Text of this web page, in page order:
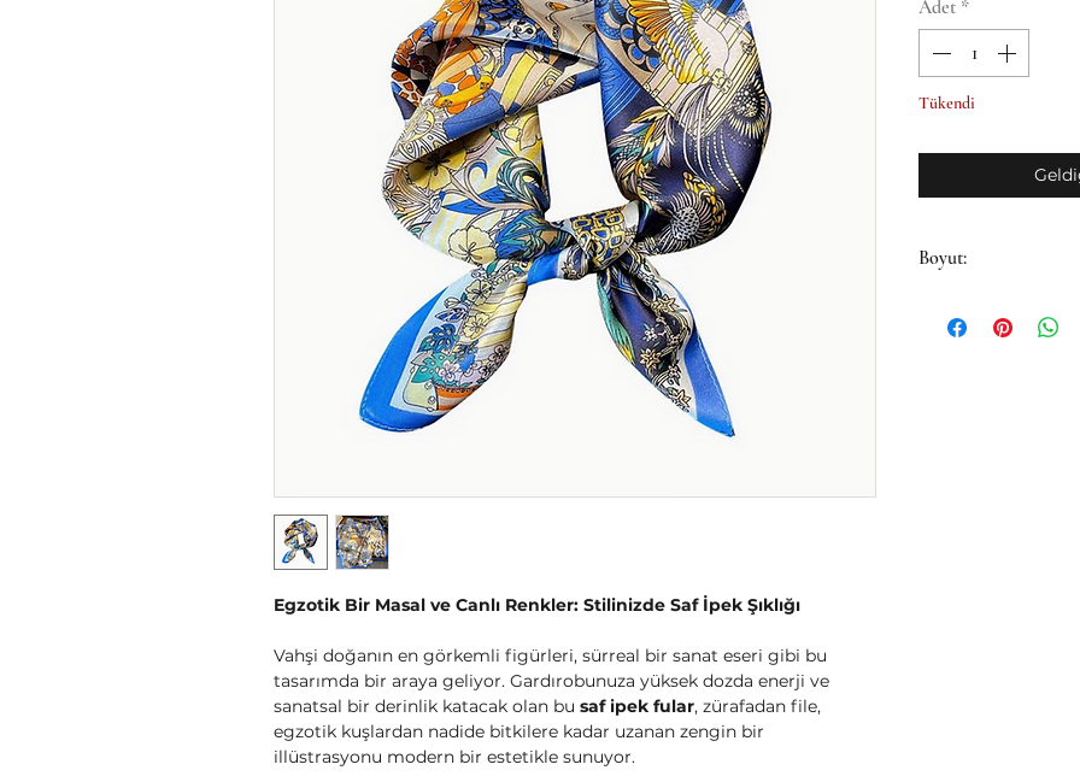
Egzotik Bir Masal ve Canlı Renkler: Stilinizde Saf İpek Şıklığı
Vahşi doğanın en görkemli figürleri, sürreal bir sanat eseri gibi bu
tasarımda bir araya geliyor. Gardırobunuza yüksek dozda enerji ve
sanatsal bir derinlik katacak olan bu saf ipek fular, zürafadan file,
egzotik kuşlardan nadide bitkilere kadar uzanan zengin bir
illüstrasyonu modern bir estetikle sunuyor.
Adet *
Tükendi
Boyut: